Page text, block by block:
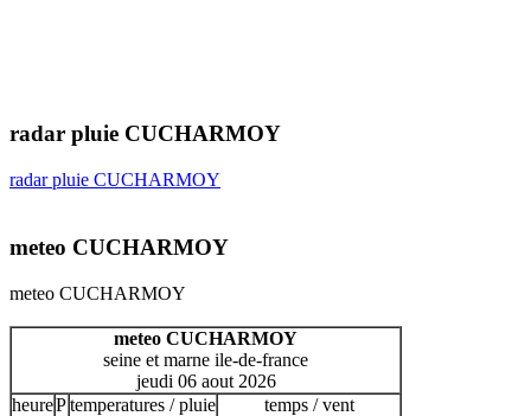
radar pluie CUCHARMOY
radar pluie CUCHARMOY
meteo CUCHARMOY
meteo CUCHARMOY
meteo CUCHARMOY
seine et marne ile-de-france
jeudi 06 aout 2026
heurePtemperatures / pluie temps / vent